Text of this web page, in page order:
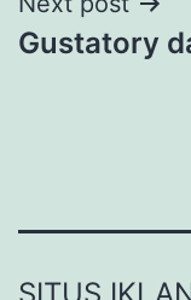
Gustatory